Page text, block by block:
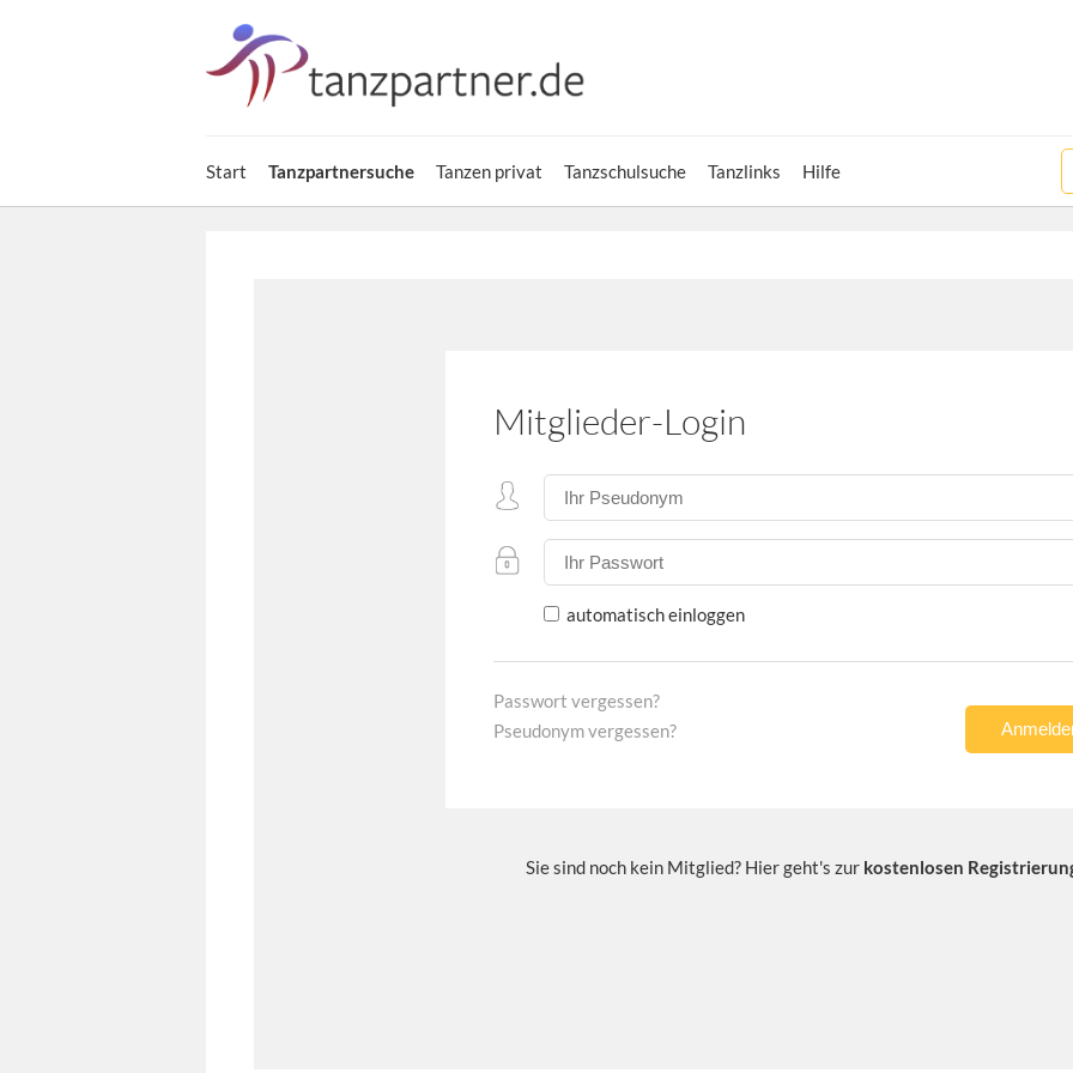
Start Tanzpartnersuche Tanzen privat Tanzschulsuche Tanzlinks Hilfe
Mitglieder-Login
automatisch einloggen
Passwort vergessen?
Pseudonym vergessen?
Sie sind noch kein Mitglied? Hier geht's zur kostenlosen